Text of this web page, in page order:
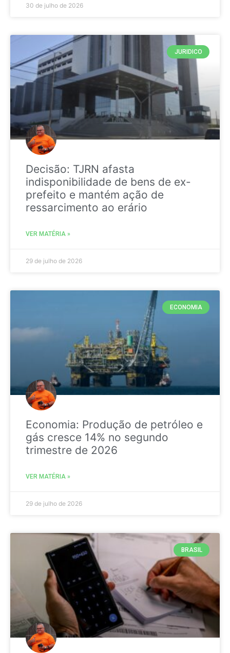
30 de julho de 2026
JURIDICO
Decisão: TJRN afasta
indisponibilidade de bens de ex-
prefeito e mantém ação de
ressarcimento ao erário
VER MATÉRIA »
29 de julho de 2026
ECONOMIA
Economia: Produção de petróleo e
gás cresce 14% no segundo
trimestre de 2026
VER MATÉRIA »
29 de julho de 2026
BRASIL